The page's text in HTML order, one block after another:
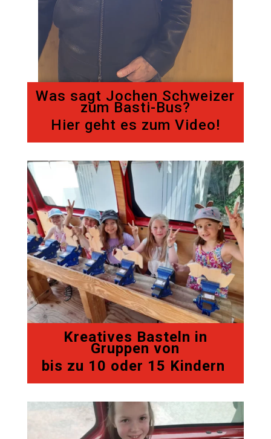
Was sagt Jochen Schweizer
zum Basti-Bus?
Hier geht es zum Video!
Kreatives Basteln in
Gruppen von
bis zu 10 oder 15 Kindern